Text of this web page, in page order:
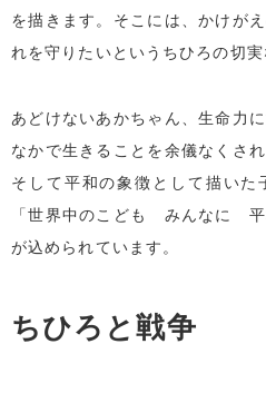
を描きます。そこには、かけが
れを守りたいというちひろの切実
あどけないあかちゃん、生命力
なかで生きることを余儀なくさ
そして平和の象徴として描いた
「世界中のこども みんなに
が込められています。
ちひろと戦争